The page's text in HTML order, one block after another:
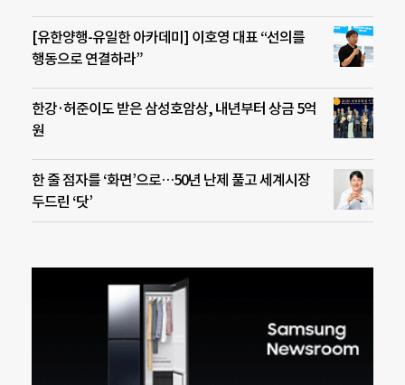
[유한양행-유일한 아카데미] 이호영 대표 “선의를
행동으로 연결하라”
한강·허준이도 받은 삼성호암상, 내년부터 상금 5억
원
한 줄 점자를 ‘화면’으로…50년 난제 풀고 세계시장
두드린 ‘닷’